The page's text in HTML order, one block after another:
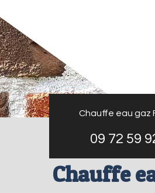
Chauffe eau gaz
09 72 59
Chauffe